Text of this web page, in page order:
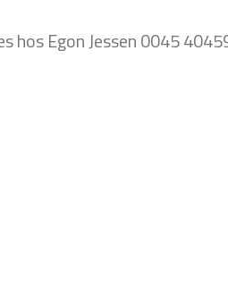
hos Egon Jessen 0045